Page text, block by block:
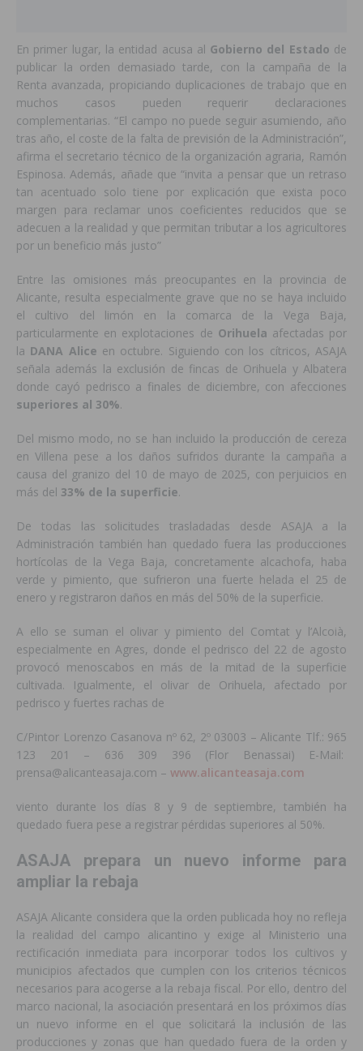
En primer lugar, la entidad acusa al Gobierno del Estado de
publicar la orden demasiado tarde, con la campaña de la
Renta avanzada, propiciando duplicaciones de trabajo que en
muchos casos pueden requerir declaraciones
complementarias. “El campo no puede seguir asumiendo, año
tras año, el coste de la falta de previsión de la Administración”,
afirma el secretario técnico de la organización agraria, Ramón
Espinosa. Además, añade que “invita a pensar que un retraso
tan acentuado solo tiene por explicación que exista poco
margen para reclamar unos coeficientes reducidos que se
adecuen a la realidad y que permitan tributar a los agricultores
por un beneficio más justo”
Entre las omisiones más preocupantes en la provincia de
Alicante, resulta especialmente grave que no se haya incluido
el cultivo del limón en la comarca de la Vega Baja,
particularmente en explotaciones de Orihuela afectadas por
la DANA Alice en octubre. Siguiendo con los cítricos, ASAJA
señala además la exclusión de fincas de Orihuela y Albatera
donde cayó pedrisco a finales de diciembre, con afecciones
superiores al 30%.
Del mismo modo, no se han incluido la producción de cereza
en Villena pese a los daños sufridos durante la campaña a
causa del granizo del 10 de mayo de 2025, con perjuicios en
más del 33% de la superficie.
De todas las solicitudes trasladadas desde ASAJA a la
Administración también han quedado fuera las producciones
hortícolas de la Vega Baja, concretamente alcachofa, haba
verde y pimiento, que sufrieron una fuerte helada el 25 de
enero y registraron daños en más del 50% de la superficie.
A ello se suman el olivar y pimiento del Comtat y l’Alcoià,
especialmente en Agres, donde el pedrisco del 22 de agosto
provocó menoscabos en más de la mitad de la superficie
cultivada. Igualmente, el olivar de Orihuela, afectado por
pedrisco y fuertes rachas de
C/Pintor Lorenzo Casanova nº 62, 2º 03003 – Alicante Tlf.: 965
123 201 – 636 309 396 (Flor Benassai) E-Mail:
prensa@alicanteasaja.com – www.alicanteasaja.com
viento durante los días 8 y 9 de septiembre, también ha
quedado fuera pese a registrar pérdidas superiores al 50%.
ASAJA prepara un nuevo informe para
ampliar la rebaja
ASAJA Alicante considera que la orden publicada hoy no refleja
la realidad del campo alicantino y exige al Ministerio una
rectificación inmediata para incorporar todos los cultivos y
municipios afectados que cumplen con los criterios técnicos
necesarios para acogerse a la rebaja fiscal. Por ello, dentro del
marco nacional, la asociación presentará en los próximos días
un nuevo informe en el que solicitará la inclusión de las
producciones y zonas que han quedado fuera de la orden y